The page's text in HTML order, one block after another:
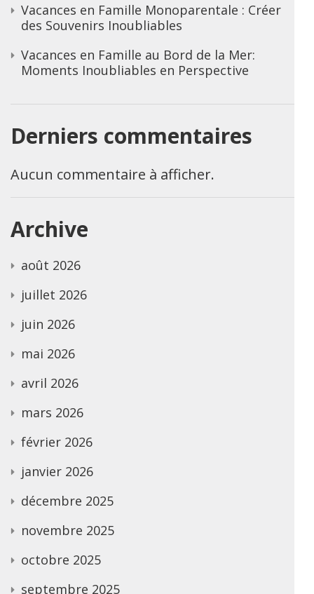
Vacances en Famille Monoparentale : Créer
des Souvenirs Inoubliables
Vacances en Famille au Bord de la Mer:
Moments Inoubliables en Perspective
Derniers commentaires
Aucun commentaire à afficher.
Archive
août 2026
juillet 2026
juin 2026
mai 2026
avril 2026
mars 2026
février 2026
janvier 2026
décembre 2025
novembre 2025
octobre 2025
septembre 2025